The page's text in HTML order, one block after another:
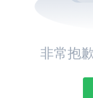
非常抱